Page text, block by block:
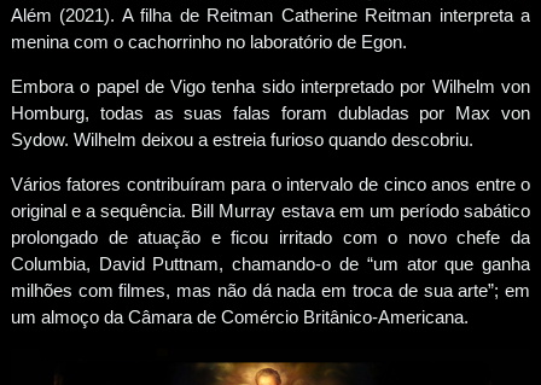
Além (2021). A filha de Reitman Catherine Reitman interpreta a
menina com o cachorrinho no laboratório de Egon.
Embora o papel de Vigo tenha sido interpretado por Wilhelm von
Homburg, todas as suas falas foram dubladas por Max von
Sydow. Wilhelm deixou a estreia furioso quando descobriu.
Vários fatores contribuíram para o intervalo de cinco anos entre o
original e a sequência. Bill Murray estava em um período sabático
prolongado de atuação e ficou irritado com o novo chefe da
Columbia, David Puttnam, chamando-o de “um ator que ganha
milhões com filmes, mas não dá nada em troca de sua arte”; em
um almoço da Câmara de Comércio Britânico-Americana.